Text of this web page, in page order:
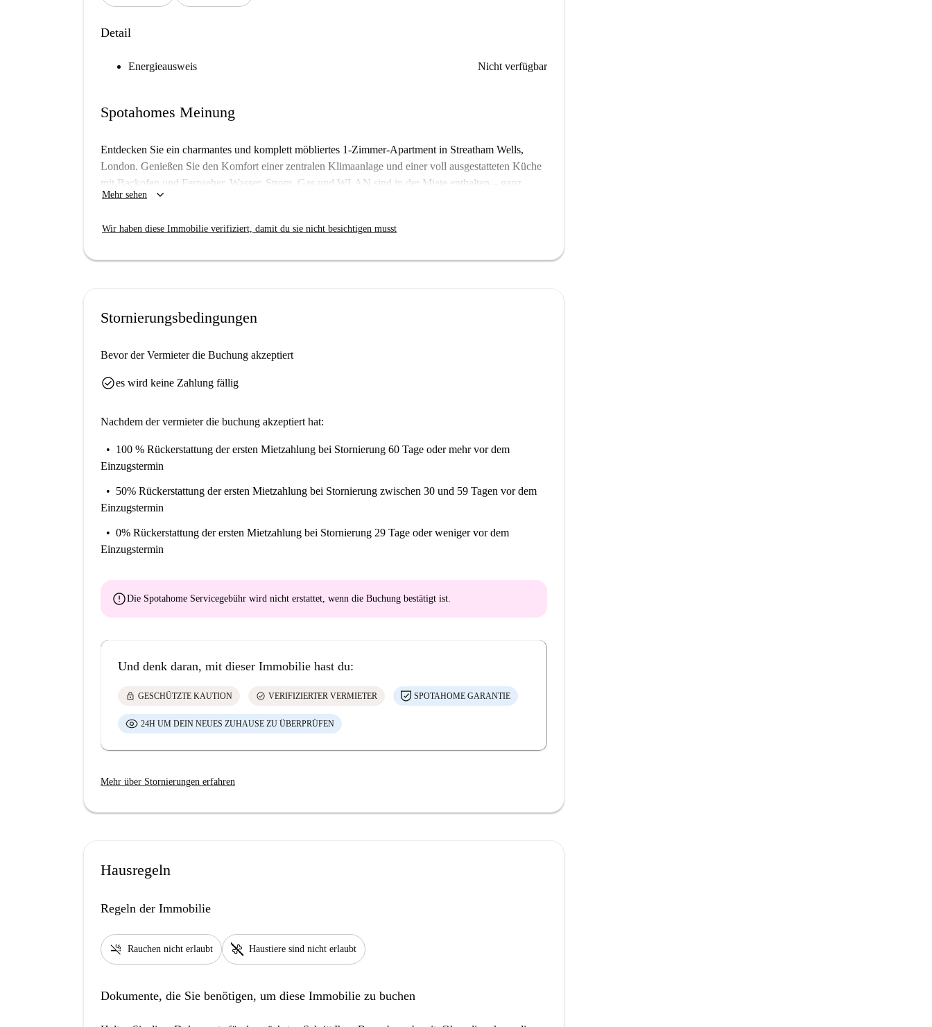
Detail
Energieausweis Nicht verfügbar
Spotahomes Meinung
Entdecken Sie ein charmantes und komplett möbliertes 1-Zimmer-Apartment in Streatham Wells,
London. Genießen Sie den Komfort einer zentralen Klimaanlage und einer voll ausgestatteten Küche
mit Backofen und Fernseher. Wasser, Strom, Gas und WLAN sind in der Miete enthalten – ganz
unkompliziert für Mieter. Dieses Apartment wurde von Spotahome persönlich geprüft, sodass Sie sich
französische Restaurant Le Tour de France ist nur wenige Schritte entfernt und lädt zu kulinarischen
Mehr sehen keyboard_arrow_down
Wir haben diese Immobilie verifiziert, damit du sie nicht besichtigen musst
Stornierungsbedingungen
Bevor der Vermieter die Buchung akzeptiert
check_circlees wird keine Zahlung fällig
Nachdem der vermieter die buchung akzeptiert hat:
100 % Rückerstattung der ersten Mietzahlung bei Stornierung 60 Tage oder mehr vor dem
Einzugstermin
50% Rückerstattung der ersten Mietzahlung bei Stornierung zwischen 30 und 59 Tagen vor dem
Einzugstermin
0% Rückerstattung der ersten Mietzahlung bei Stornierung 29 Tage oder weniger vor dem
Einzugstermin
errorDie Spotahome Servicegebühr wird nicht erstattet, wenn die Buchung bestätigt ist.
Und denk daran, mit dieser Immobilie hast du:
lock GESCHÜTZTE KAUTION check_circle VERIFIZIERTER VERMIETER SPOTAHOME GARANTIE
24H UM DEIN NEUES ZUHAUSE ZU ÜBERPRÜFEN
Mehr über Stornierungen erfahren
Hausregeln
Regeln der Immobilie
smoke_free Rauchen nicht erlaubt pet_supplies Haustiere sind nicht erlaubt
Dokumente, die Sie benötigen, um diese Immobilie zu buchen